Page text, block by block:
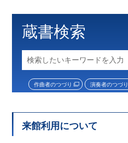
蔵書検索
作曲者のつづり 演奏者のつづり
来館利用について